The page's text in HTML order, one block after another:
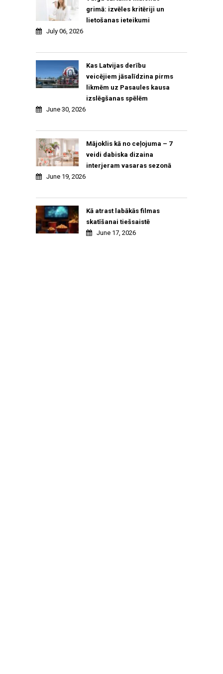
grimā: izvēles kritēriji un
lietošanas ieteikumi
July 06, 2026
Kas Latvijas derību
veicējiem jāsalīdzina pirms
likmēm uz Pasaules kausa
izslēgšanas spēlēm
June 30, 2026
Mājoklis kā no ceļojuma – 7
veidi dabiska dizaina
interjeram vasaras sezonā
June 19, 2026
Kā atrast labākās filmas
skatīšanai tiešsaistē
June 17, 2026